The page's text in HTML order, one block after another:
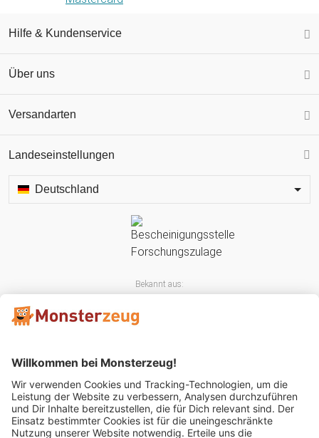
Hilfe & Kundenservice
Über uns
Versandarten
Landeseinstellungen
Deutschland
Bekannt aus: